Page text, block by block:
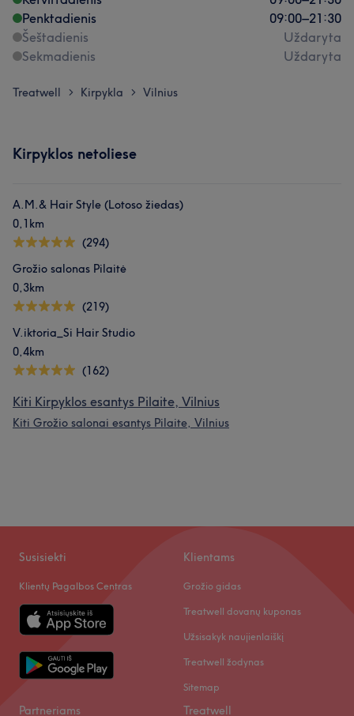
Penktadienis
09:00–21:30
Šeštadienis
Uždaryta
Sekmadienis
Uždaryta
Treatwell > Kirpykla > Vilnius
Kirpyklos netoliese
A.M.& Hair Style (Lotoso žiedas)
0,1km
(294)
Grožio salonas Pilaitė
0,3km
(219)
V.iktoria_Si Hair Studio
0,4km
(162)
Kiti Kirpyklos esantys Pilaite, Vilnius
Kiti Grožio salonai esantys Pilaite, Vilnius
Susisiekti
Klientų Pagalbos Centras
Klientams
Grožio gidas
Treatwell dovanų kuponas
Užsisakyk naujienlaiškį
Treatwell žodynas
Sitemap
Partneriams Treatwell